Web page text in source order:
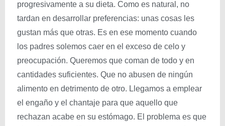
progresivamente a su dieta. Como es natural, no
tardan en desarrollar preferencias: unas cosas les
gustan más que otras. Es en ese momento cuando
los padres solemos caer en el exceso de celo y
preocupación. Queremos que coman de todo y en
cantidades suficientes. Que no abusen de ningún
alimento en detrimento de otro. Llegamos a emplear
el engaño y el chantaje para que aquello que
rechazan acabe en su estómago. El problema es que